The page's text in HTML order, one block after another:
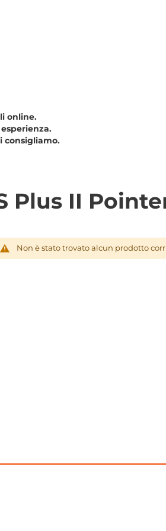
online.
consigliamo.
Plus II
Non è stato trovato alcun prodotto